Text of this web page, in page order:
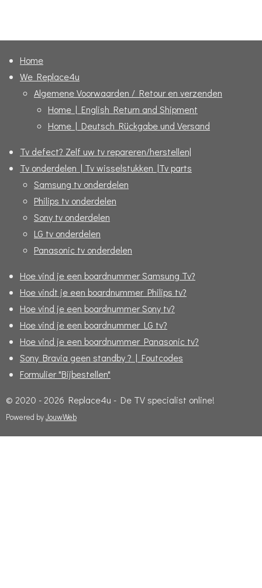
Home
We Replace4u
Algemene Voorwaarden / Retour en verzenden
Home | English Return and Shipment
Home | Deutsch Rückgabe und Versand
Tv defect? Zelf uw tv repareren/herstellen|
Tv onderdelen | Tv wisselstukken |Tv parts
Samsung tv onderdelen
Philips tv onderdelen
Sony tv onderdelen
LG tv onderdelen
Panasonic tv onderdelen
Hoe vind je een boardnummer Samsung Tv?
Hoe vindt je een boardnummer Philips tv?
Hoe vind je een boardnummer Sony tv?
Hoe vind je een boardnummer LG tv?
Hoe vind je een boardnummer Panasonic tv?
Sony Bravia geen standby ? | Foutcodes
Formulier "Bijbestellen"
© 2020 - 2026 Replace4u - De TV specialist online!
Powered byJouwWeb